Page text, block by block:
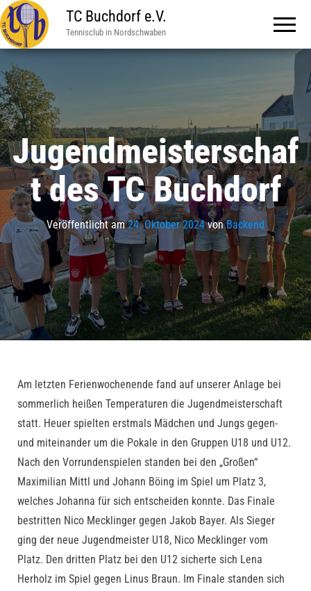
TC Buchdorf e.V.
Tennisclub in Nordschwaben
Jugendmeisterschaf
t des TC Buchdorf
Veröffentlicht am24. Oktober 2024vonBackend
Am letzten Ferienwochenende fand auf unserer Anlage bei
sommerlich heißen Temperaturen die Jugendmeisterschaft
statt. Heuer spielten erstmals Mädchen und Jungs gegen-
und miteinander um die Pokale in den Gruppen U18 und U12.
Nach den Vorrundenspielen standen bei den „Großen“
Maximilian Mittl und Johann Böing im Spiel um Platz 3,
welches Johanna für sich entscheiden konnte. Das Finale
bestritten Nico Mecklinger gegen Jakob Bayer. Als Sieger
ging der neue Jugendmeister U18, Nico Mecklinger vom
Platz. Den dritten Platz bei den U12 sicherte sich Lena
Herholz im Spiel gegen Linus Braun. Im Finale standen sich